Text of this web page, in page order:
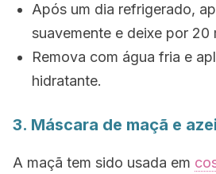
Após um dia refrigerado,
suavemente e deixe por 20
Remova com água fria e
hidratante.
3. Máscara de maçã e
A maçã tem sido usada em